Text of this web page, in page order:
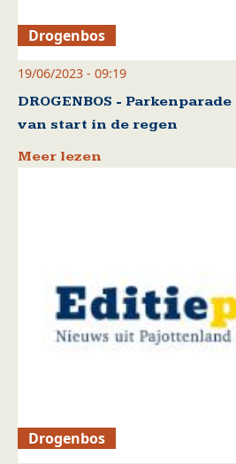
Drogenbos
19/06/2023 - 09:19
DROGENBOS -
van start in de regen
Meer lezen
Drogenbos